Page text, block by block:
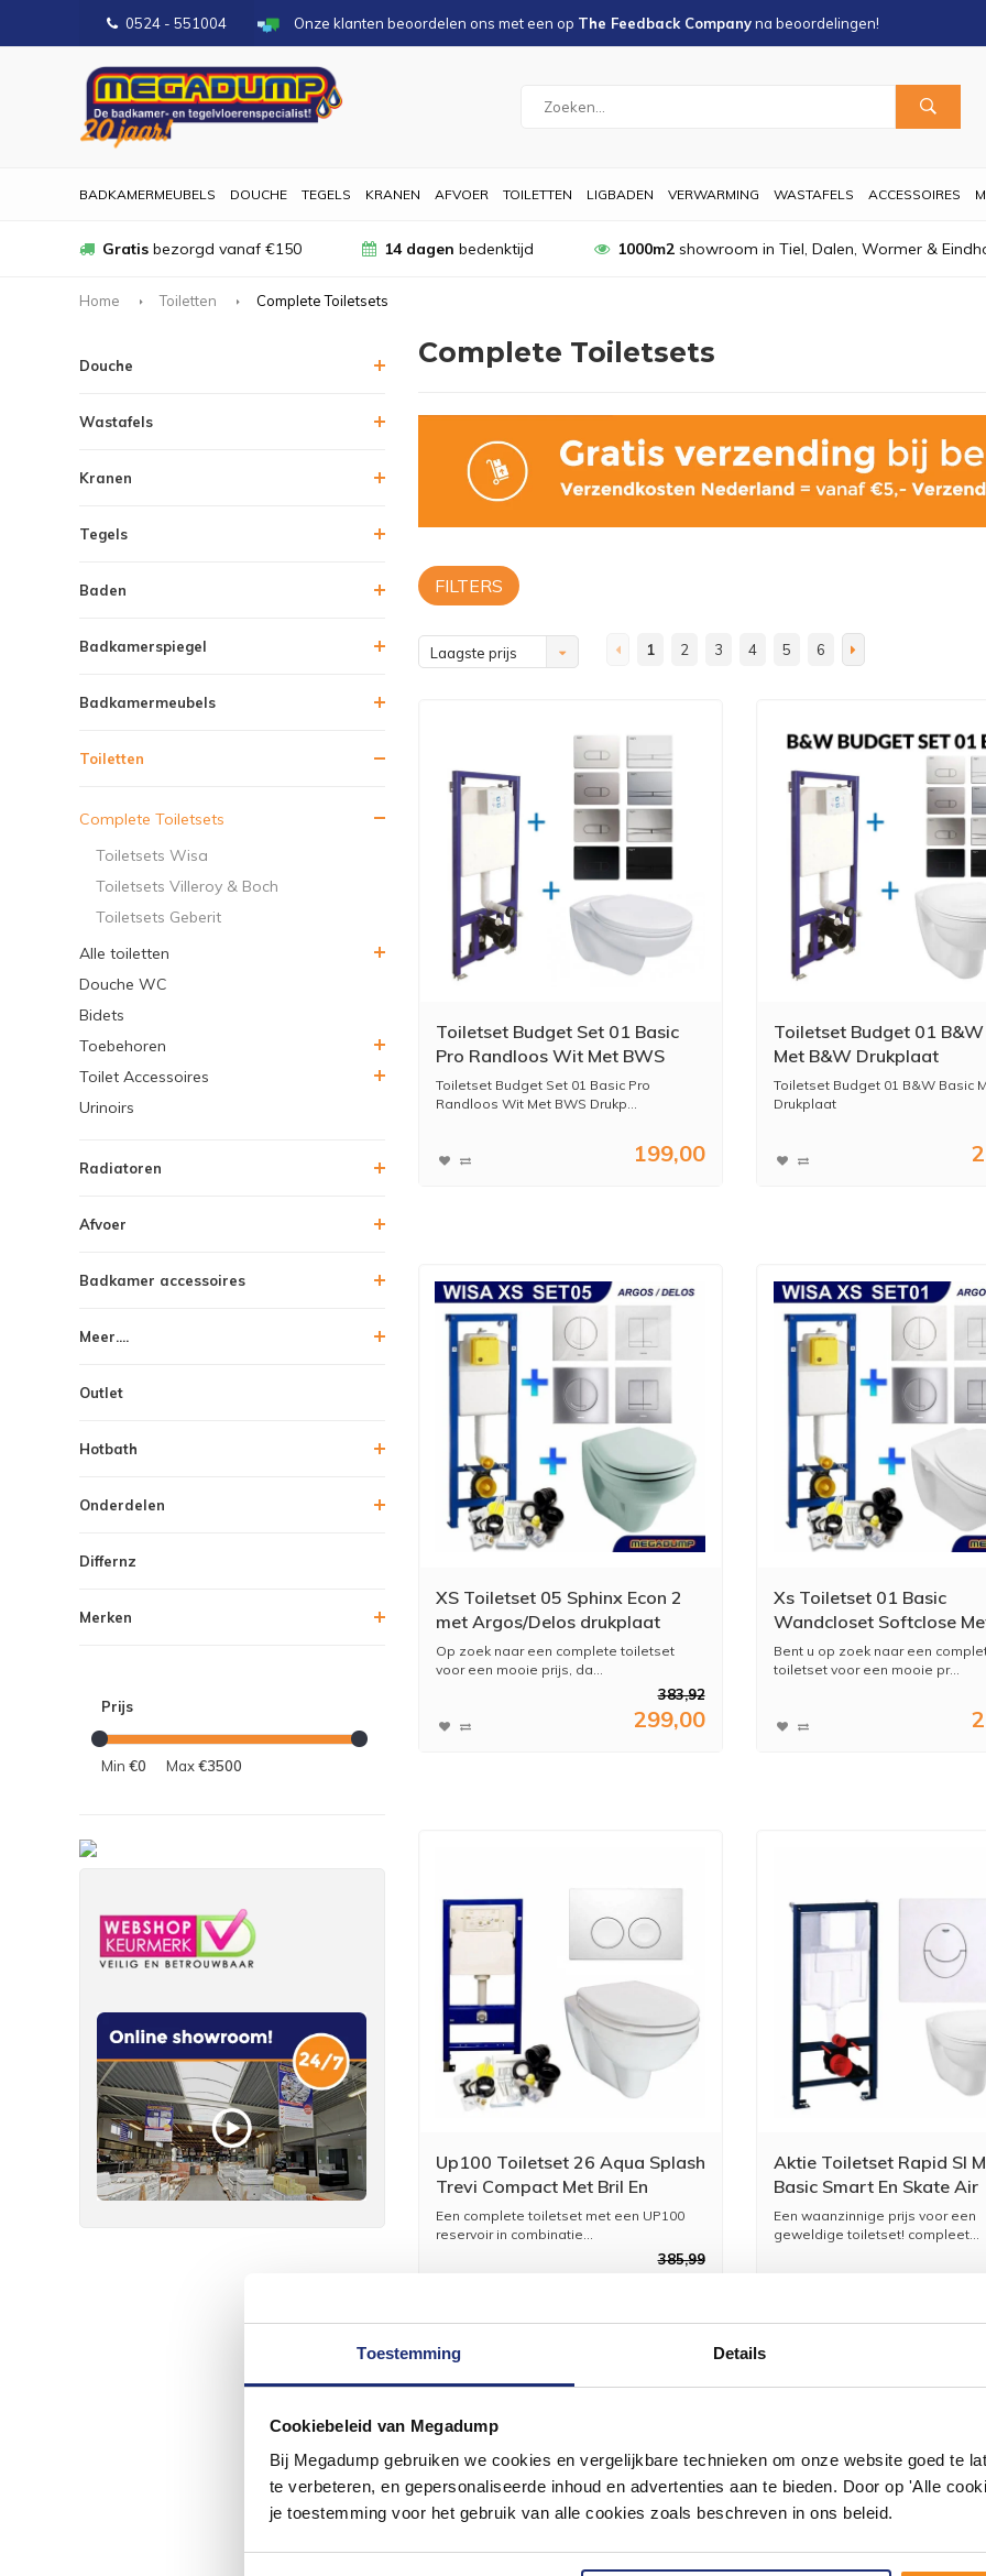
Toestemming Details
Cookiebeleid van Megadump
Bij Megadump gebruiken we cookies en vergelijkbare technieken om onze website goed te
te verbeteren, en gepersonaliseerde inhoud en advertenties aan te bieden. Door op 'Alle
je toestemming voor het gebruik van alle cookies zoals beschreven in ons beleid.
0524 - 551004 Onze klanten beoordelen ons met een op The Feedback Companyna beoordelingen!
BADKAMERMEUBELS DOUCHE TEGELS KRANEN AFVOER TOILETTEN LIGBADEN VERWARMING WASTAFELS ACCESSOIRES
Gratis bezorgd vanaf €150 14 dagen bedenktijd 1000m2showroom in Tiel, Dalen, Wormer &
Home Toiletten Complete Toiletsets
Douche
Wastafels
Kranen
Tegels
Baden
Badkamerspiegel
Badkamermeubels
Toiletten
Complete Toiletsets
Toiletsets Wisa
Toiletsets Villeroy & Boch
Toiletsets Geberit
Alle toiletten
Douche WC
Bidets
Toebehoren
Toilet Accessoires
Urinoirs
Radiatoren
Afvoer
Badkamer accessoires
Meer....
Outlet
Hotbath
Onderdelen
Differnz
Merken
Prijs
Min €0 Max€3500
Complete Toiletsets
FILTERS
Laagste prijs 1 2 3 4 5 6
Toiletset Budget Set 01 Basic
Pro Randloos Wit Met BWS
Drukplaat
Toiletset Budget Set 01 Basic Pro
Randloos Wit Met BWS Drukp...
199,00
Toiletset Budget 01
Met B&W Drukplaat
Toiletset Budget 01 B&W Basic
Drukplaat
XS Toiletset 05 Sphinx Econ 2
met Argos/Delos drukplaat
Op zoek naar een complete toiletset
voor een mooie prijs, da...
383,92
299,00
Xs Toiletset 01 Basic
Wandcloset Softclose
Argos/Delos Drukplaat
Bent u op zoek naar een
toiletset voor een mooie pr...
Up100 Toiletset 26 Aqua Splash
Trevi Compact Met Bril En
Drukplaat
Een complete toiletset met een UP100
reservoir in combinatie...
385,99
Aktie Toiletset Rapid Sl
Basic Smart En Skate Air
Drukplaat
Een waanzinnige prijs voor een
geweldige toiletset! compleet...